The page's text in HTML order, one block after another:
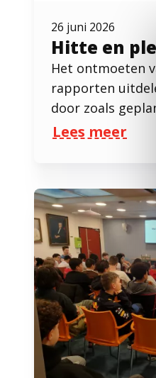
Hitte en
26 juni 2026
Het ontmoeten
rapporten
door zoals
Lees meer
over Hitte en